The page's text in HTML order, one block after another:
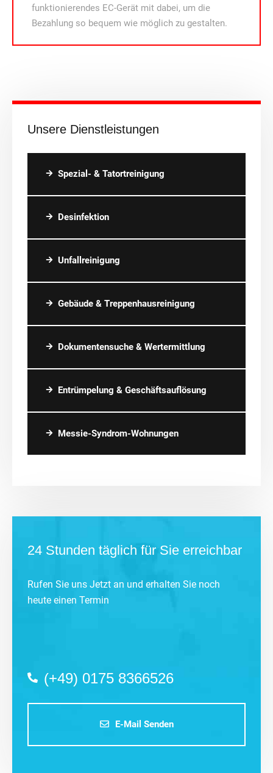
Unsere Dienstleistungen
Spezial- & Tatortreinigung
Desinfektion
Unfallreinigung
Gebäude & Treppenhausreinigung
Dokumentensuche & Wertermittlung
Entrümpelung & Geschäftsauflösung
Messie-Syndrom-Wohnungen
24 Stunden täglich für Sie erreichbar
Rufen Sie uns Jetzt an und erhalten Sie noch
heute einen Termin
(+49) 0175 8366526
E-Mail Senden
funktionierendes EC-Gerät mit dabei, um die
Bezahlung so bequem wie möglich zu gestalten.